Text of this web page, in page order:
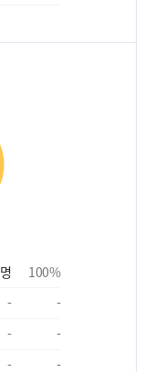
명 100%
-
-
-
-
-
-